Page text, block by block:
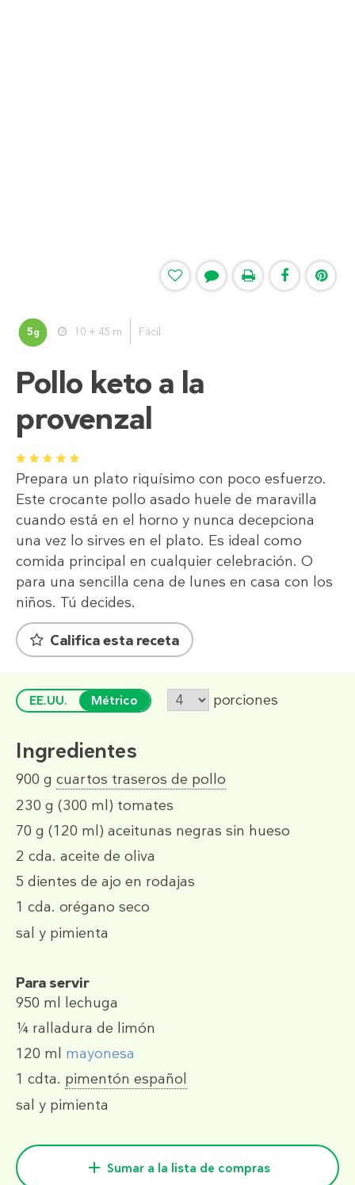
5g 10 + 45 m Fácil
Pollo keto a la
provenzal
1 2 3 4 5
Prepara un plato riquísimo con poco esfuerzo.
Este crocante pollo asado huele de maravilla
cuando está en el horno y nunca decepciona
una vez lo sirves en el plato. Es ideal como
comida principal en cualquier celebración. O
para una sencilla cena de lunes en casa con los
niños. Tú decides.
Califica esta receta
EE.UU. Métrico porciones
Ingredientes
900 g cuartos traseros de pollo
230 g (300 ml) tomates
70 g (120 ml) aceitunas negras sin hueso
2 cda. aceite de oliva
5 dientes de ajo en rodajas
1 cda. orégano seco
sal y pimienta
Para servir
950 ml lechuga
¼ ralladura de limón
120 ml mayonesa
1 cdta. pimentón español
sal y pimienta
Sumar a la lista de compras